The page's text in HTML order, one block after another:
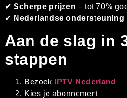
✔Scherpe prijzen – tot 70%
✔ Nederlandse ondersteuning
Aan de slag in
stappen
Bezoek
IPTV Nederland
Kies je abonnement